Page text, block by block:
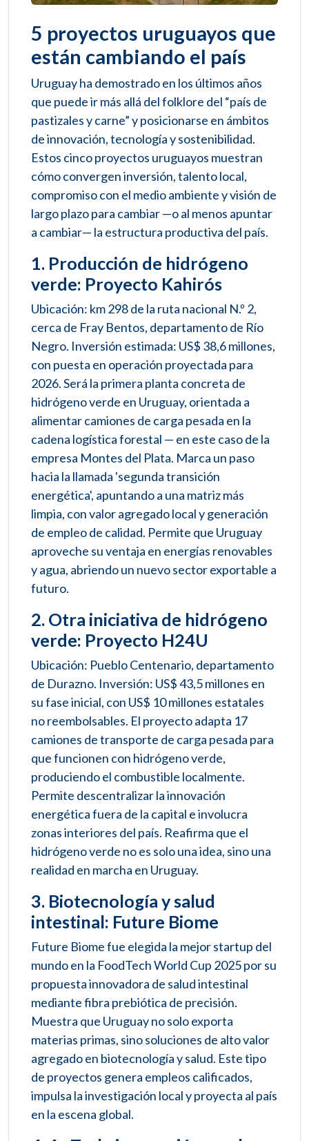
5 proyectos uruguayos que
están cambiando el país
Uruguay ha demostrado en los últimos años
que puede ir más allá del folklore del “país de
pastizales y carne” y posicionarse en ámbitos
de innovación, tecnología y sostenibilidad.
Estos cinco proyectos uruguayos muestran
cómo convergen inversión, talento local,
compromiso con el medio ambiente y visión de
largo plazo para cambiar —o al menos apuntar
a cambiar— la estructura productiva del país.
1. Producción de hidrógeno
verde: Proyecto Kahirós
Ubicación: km 298 de la ruta nacional N.º 2,
cerca de Fray Bentos, departamento de Río
Negro. Inversión estimada: US$ 38,6 millones,
con puesta en operación proyectada para
2026. Será la primera planta concreta de
hidrógeno verde en Uruguay, orientada a
alimentar camiones de carga pesada en la
cadena logística forestal — en este caso de la
empresa Montes del Plata. Marca un paso
hacia la llamada 'segunda transición
energética', apuntando a una matriz más
limpia, con valor agregado local y generación
de empleo de calidad. Permite que Uruguay
aproveche su ventaja en energías renovables
y agua, abriendo un nuevo sector exportable a
futuro.
2. Otra iniciativa de hidrógeno
verde: Proyecto H24U
Ubicación: Pueblo Centenario, departamento
de Durazno. Inversión: US$ 43,5 millones en
su fase inicial, con US$ 10 millones estatales
no reembolsables. El proyecto adapta 17
camiones de transporte de carga pesada para
que funcionen con hidrógeno verde,
produciendo el combustible localmente.
Permite descentralizar la innovación
energética fuera de la capital e involucra
zonas interiores del país. Reafirma que el
hidrógeno verde no es solo una idea, sino una
realidad en marcha en Uruguay.
3. Biotecnología y salud
intestinal: Future Biome
Future Biome fue elegida la mejor startup del
mundo en la FoodTech World Cup 2025 por su
propuesta innovadora de salud intestinal
mediante fibra prebiótica de precisión.
Muestra que Uruguay no solo exporta
materias primas, sino soluciones de alto valor
agregado en biotecnología y salud. Este tipo
de proyectos genera empleos calificados,
impulsa la investigación local y proyecta al país
en la escena global.